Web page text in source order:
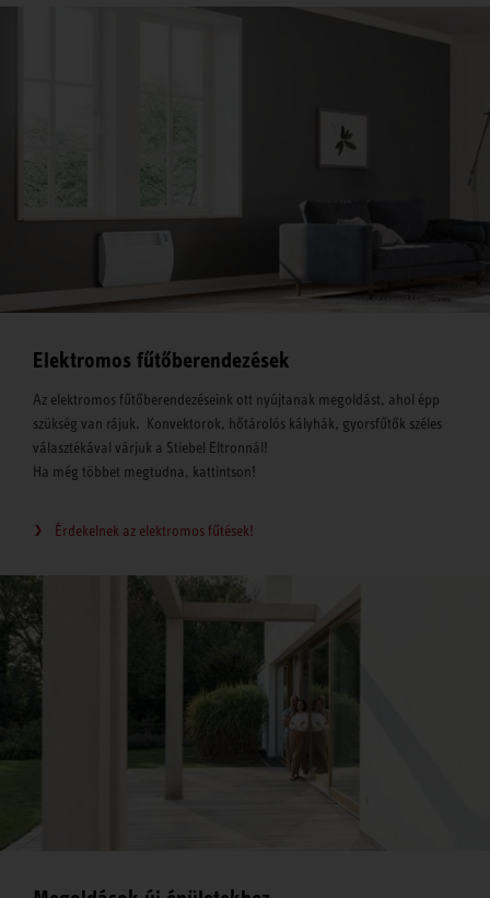
Elektromos fűtőberendezések
Az elektromos fűtőberendezéseink ott nyújtanak megoldást, ahol épp
szükség van rájuk. Konvektorok, hőtárolós kályhák, gyorsfűtők széles
választékával várjuk a Stiebel Eltronnál!
Ha még többet megtudna, kattintson!
Érdekelnek az elektromos fűtések!